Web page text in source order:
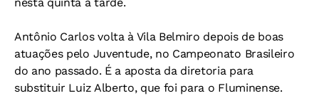
Antônio Carlos volta à Vila Belmiro depois de boas
atuações pelo Juventude, no Campeonato Brasileiro
do ano passado. É a aposta da diretoria para
substituir Luiz Alberto, que foi para o Fluminense.